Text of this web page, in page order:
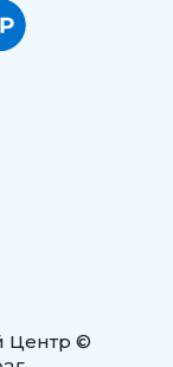
Центр ©